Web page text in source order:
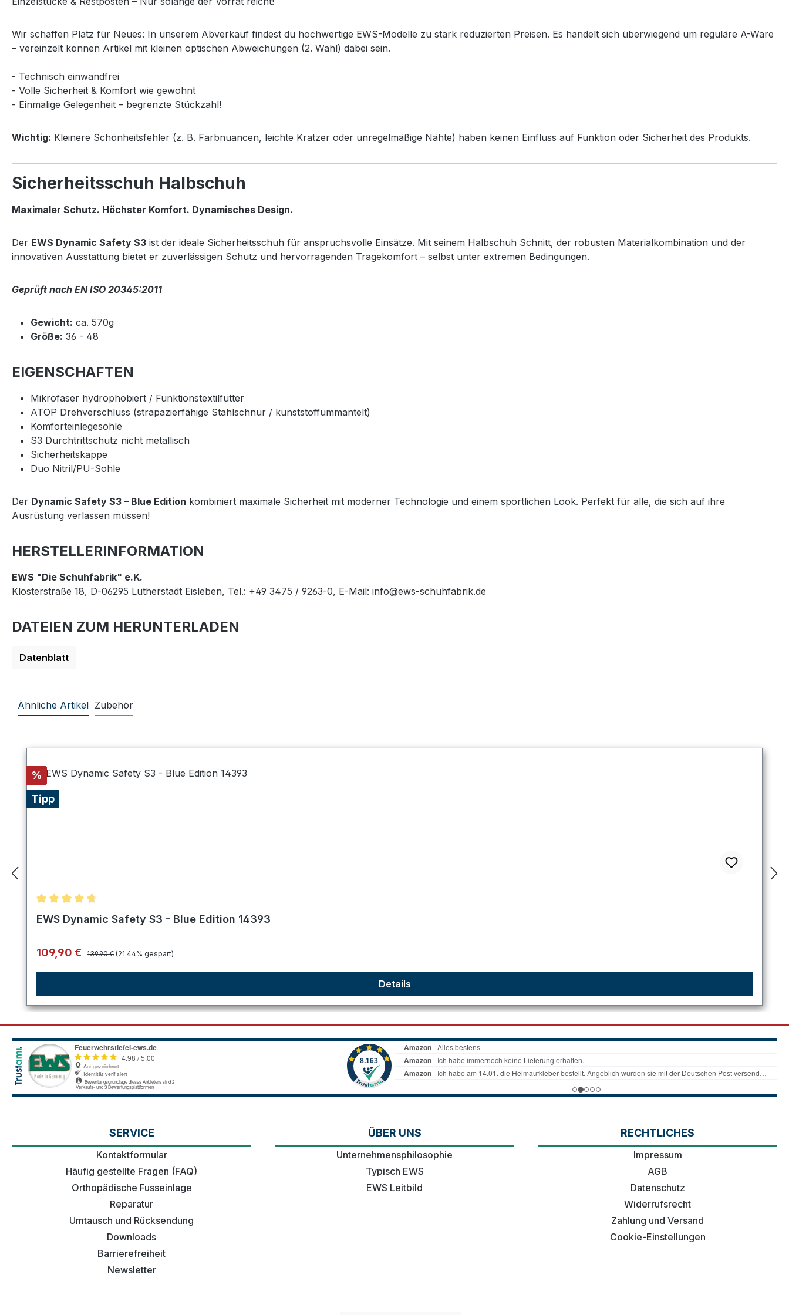
Wir schaffen Platz für Neues: In unserem Abverkauf findest du hochwertige EWS-Modelle zu stark reduzierten Preisen. Es handelt sich überwiegend um reguläre A-Ware
– vereinzelt können Artikel mit kleinen optischen Abweichungen (2. Wahl) dabei sein.
- Technisch einwandfrei
- Volle Sicherheit & Komfort wie gewohnt
- Einmalige Gelegenheit – begrenzte Stückzahl!
Wichtig: Kleinere Schönheitsfehler (z. B. Farbnuancen, leichte Kratzer oder unregelmäßige Nähte) haben keinen Einfluss auf Funktion oder Sicherheit des Produkts.
Sicherheitsschuh Halbschuh
Maximaler Schutz. Höchster Komfort. Dynamisches Design.
Der EWS Dynamic Safety S3 ist der ideale Sicherheitsschuh für anspruchsvolle Einsätze. Mit seinem Halbschuh Schnitt, der robusten Materialkombination und der
innovativen Ausstattung bietet er zuverlässigen Schutz und hervorragenden Tragekomfort – selbst unter extremen Bedingungen.
Geprüft nach EN ISO 20345:2011
Gewicht: ca. 570g
Größe: 36 - 48
EIGENSCHAFTEN
Mikrofaser hydrophobiert / Funktionstextilfutter
ATOP Drehverschluss (strapazierfähige Stahlschnur / kunststoffummantelt)
Komforteinlegesohle
S3 Durchtrittschutz nicht metallisch
Sicherheitskappe
Duo Nitril/PU-Sohle
Der Dynamic Safety S3 – Blue Edition kombiniert maximale Sicherheit mit moderner Technologie und einem sportlichen Look. Perfekt für alle, die sich auf ihre
Ausrüstung verlassen müssen!
HERSTELLERINFORMATION
EWS "Die Schuhfabrik" e.K.
Klosterstraße 18, D-06295 Lutherstadt Eisleben, Tel.: +49 3475 / 9263-0, E-Mail: info@ews-schuhfabrik.de
DATEIEN ZUM HERUNTERLADEN
Datenblatt
Ähnliche Artikel Zubehör
Rabatt
%
Tipp
Durchschnittliche Bewertung von 4.8 von 5 Sternen
EWS Dynamic Safety S3 - Blue Edition 14393
Verkaufspreis:
109,90 € Regulärer Preis:
139,90 € (21.44% gespart)
Details
SERVICE
Kontaktformular
Häufig gestellte Fragen (FAQ)
Orthopädische Fusseinlage
Reparatur
Umtausch und Rücksendung
Downloads
Barrierefreiheit
Newsletter
ÜBER UNS
Unternehmensphilosophie
Typisch EWS
EWS Leitbild
RECHTLICHES
Impressum
AGB
Datenschutz
Widerrufsrecht
Zahlung und Versand
Cookie-Einstellungen